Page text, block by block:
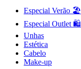
Especial Verão 🏖️
Especial Outlet 🛍️
Unhas
Estética
Cabelo
Make-up